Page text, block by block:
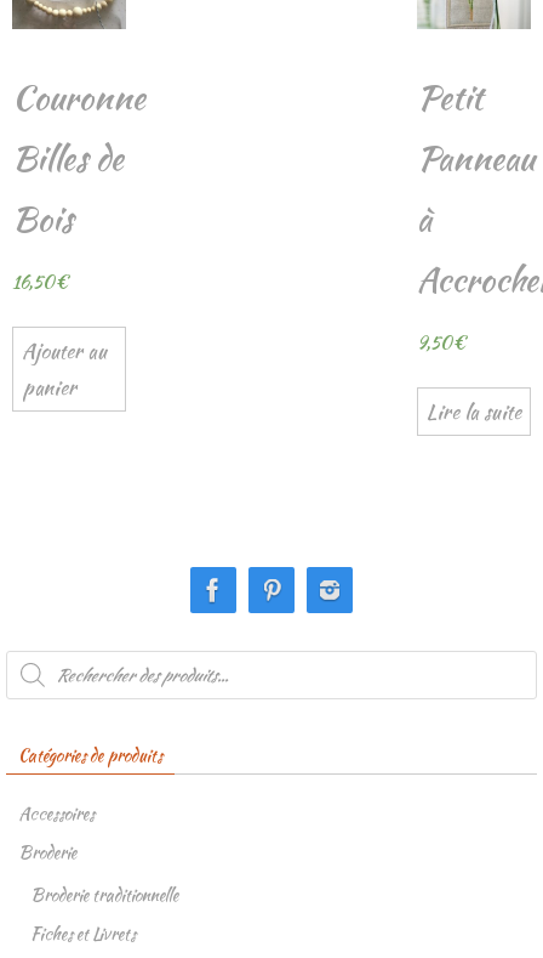
Couronne
Billes de
Bois
16,50€
Ajouter au
panier
Petit
Panneau
à
9,50€
Lire la suite
Recherche
produits
Catégories de produits
Accessoires
Broderie
Broderie traditionnelle
Fiches et Livrets